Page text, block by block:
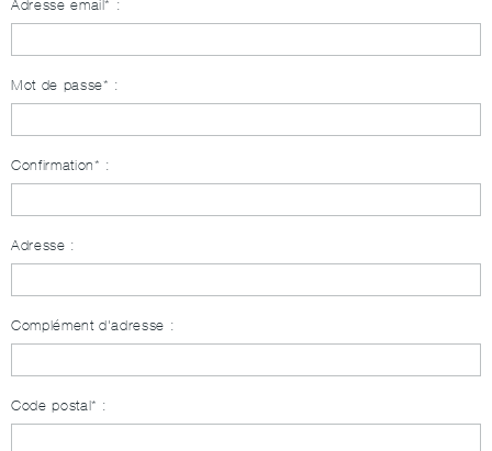
Adresse email* :
Mot de passe* :
Confirmation* :
Adresse :
Complément d'adresse :
Code postal* :